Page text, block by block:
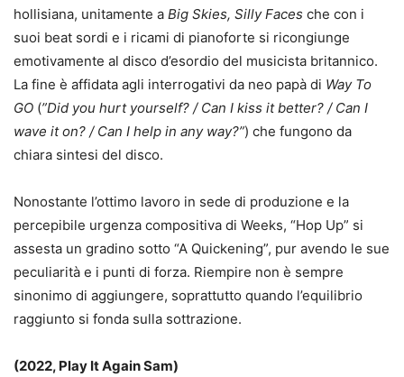
hollisiana, unitamente a Big Skies, Silly Faces che con i
suoi beat sordi e i ricami di pianoforte si ricongiunge
emotivamente al disco d’esordio del musicista britannico.
La fine è affidata agli interrogativi da neo papà di Way To
GO (”Did you hurt yourself? / Can I kiss it better? / Can I
wave it on? / Can I help in any way?”) che fungono da
chiara sintesi del disco.
Nonostante l’ottimo lavoro in sede di produzione e la
percepibile urgenza compositiva di Weeks, “Hop Up” si
assesta un gradino sotto “A Quickening”, pur avendo le sue
peculiarità e i punti di forza. Riempire non è sempre
sinonimo di aggiungere, soprattutto quando l’equilibrio
raggiunto si fonda sulla sottrazione.
(2022, Play It Again Sam)